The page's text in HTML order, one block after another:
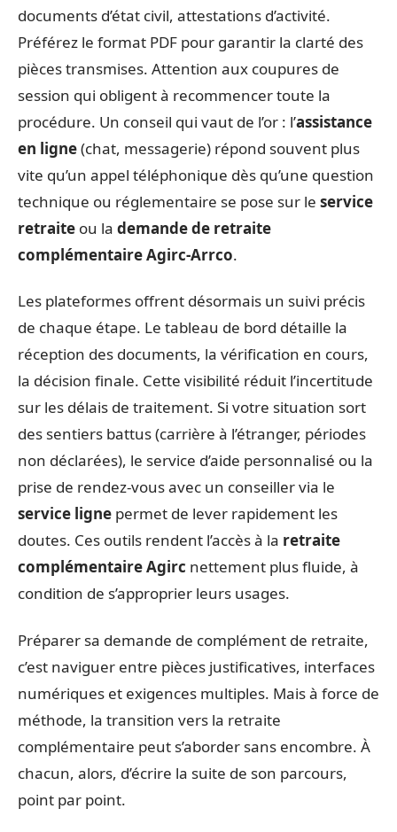
documents d’état civil, attestations d’activité.
Préférez le format PDF pour garantir la clarté des
pièces transmises. Attention aux coupures de
session qui obligent à recommencer toute la
procédure. Un conseil qui vaut de l’or : l’assistance
en ligne(chat, messagerie) répond souvent plus
vite qu’un appel téléphonique dès qu’une question
technique ou réglementaire se pose sur le service
retraite ou la demande de retraite
complémentaire Agirc-Arrco.
Les plateformes offrent désormais un suivi précis
de chaque étape. Le tableau de bord détaille la
réception des documents, la vérification en cours,
la décision finale. Cette visibilité réduit l’incertitude
sur les délais de traitement. Si votre situation sort
des sentiers battus (carrière à l’étranger, périodes
non déclarées), le service d’aide personnalisé ou la
prise de rendez-vous avec un conseiller via le
service ligne permet de lever rapidement les
doutes. Ces outils rendent l’accès à la retraite
complémentaire Agirc nettement plus fluide, à
condition de s’approprier leurs usages.
Préparer sa demande de complément de retraite,
c’est naviguer entre pièces justificatives, interfaces
numériques et exigences multiples. Mais à force de
méthode, la transition vers la retraite
complémentaire peut s’aborder sans encombre. À
chacun, alors, d’écrire la suite de son parcours,
point par point.